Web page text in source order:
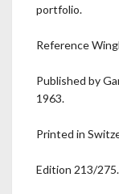
portfolio.
Reference
Published by
1963.
Printed in
Edition 213/275.